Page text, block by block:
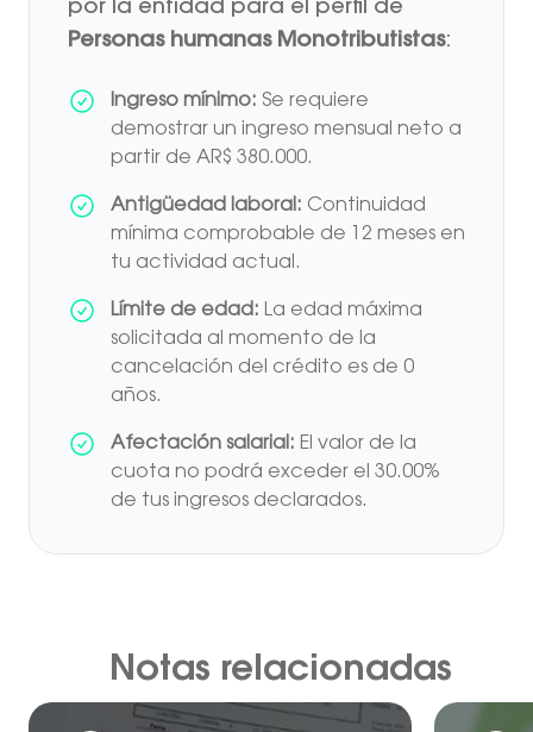
por la entidad para el perfil de
Personas humanas Monotributistas:
Ingreso mínimo: Se requiere
demostrar un ingreso mensual neto a
partir de AR$ 380.000.
Antigüedad laboral: Continuidad
mínima comprobable de 12 meses en
tu actividad actual.
Límite de edad: La edad máxima
solicitada al momento de la
cancelación del crédito es de 0
años.
Afectación salarial: El valor de la
cuota no podrá exceder el 30.00%
de tus ingresos declarados.
Notas relacionadas